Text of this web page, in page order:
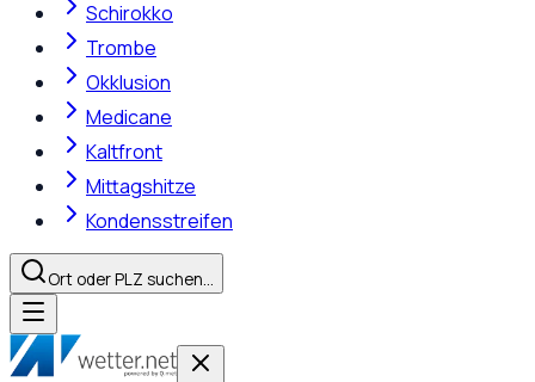
Schirokko
Trombe
Okklusion
Medicane
Kaltfront
Mittagshitze
Kondensstreifen
Ort oder PLZ suchen…